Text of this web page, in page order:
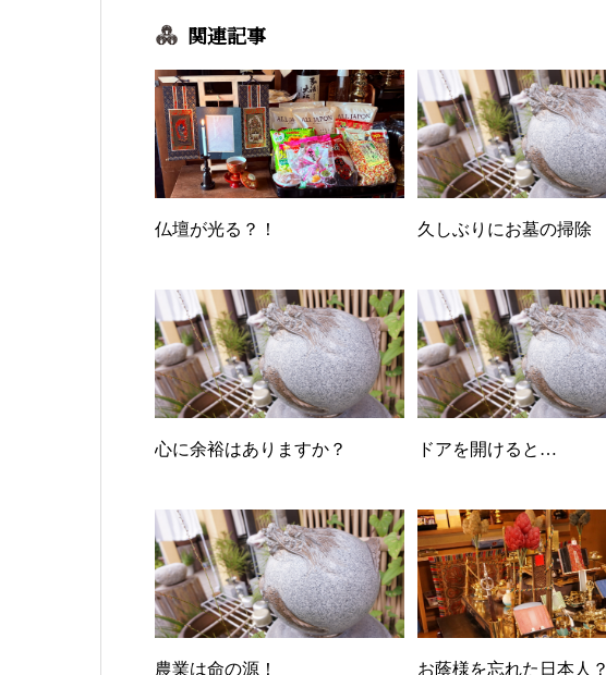
関連記事
仏壇が光る？！ 久しぶりにお墓の掃除
心に余裕はありますか？ ドアを開けると…
農業は命の源！ お蔭様を忘れた日本人？